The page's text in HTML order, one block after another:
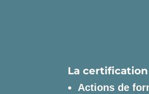
La
Actions de